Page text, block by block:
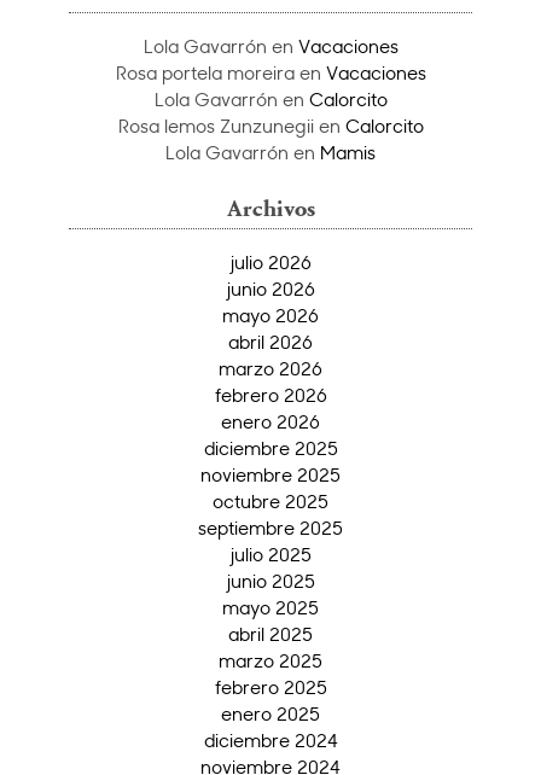
Lola Gavarrón en Vacaciones
Rosa portela moreiraen Vacaciones
Lola Gavarrón en Calorcito
Rosa lemos Zunzunegiien Calorcito
Lola Gavarrón en Mamis
Archivos
julio 2026
junio 2026
mayo 2026
abril 2026
marzo 2026
febrero 2026
enero 2026
diciembre 2025
noviembre 2025
octubre 2025
septiembre 2025
julio 2025
junio 2025
mayo 2025
abril 2025
marzo 2025
febrero 2025
enero 2025
diciembre 2024
noviembre 2024